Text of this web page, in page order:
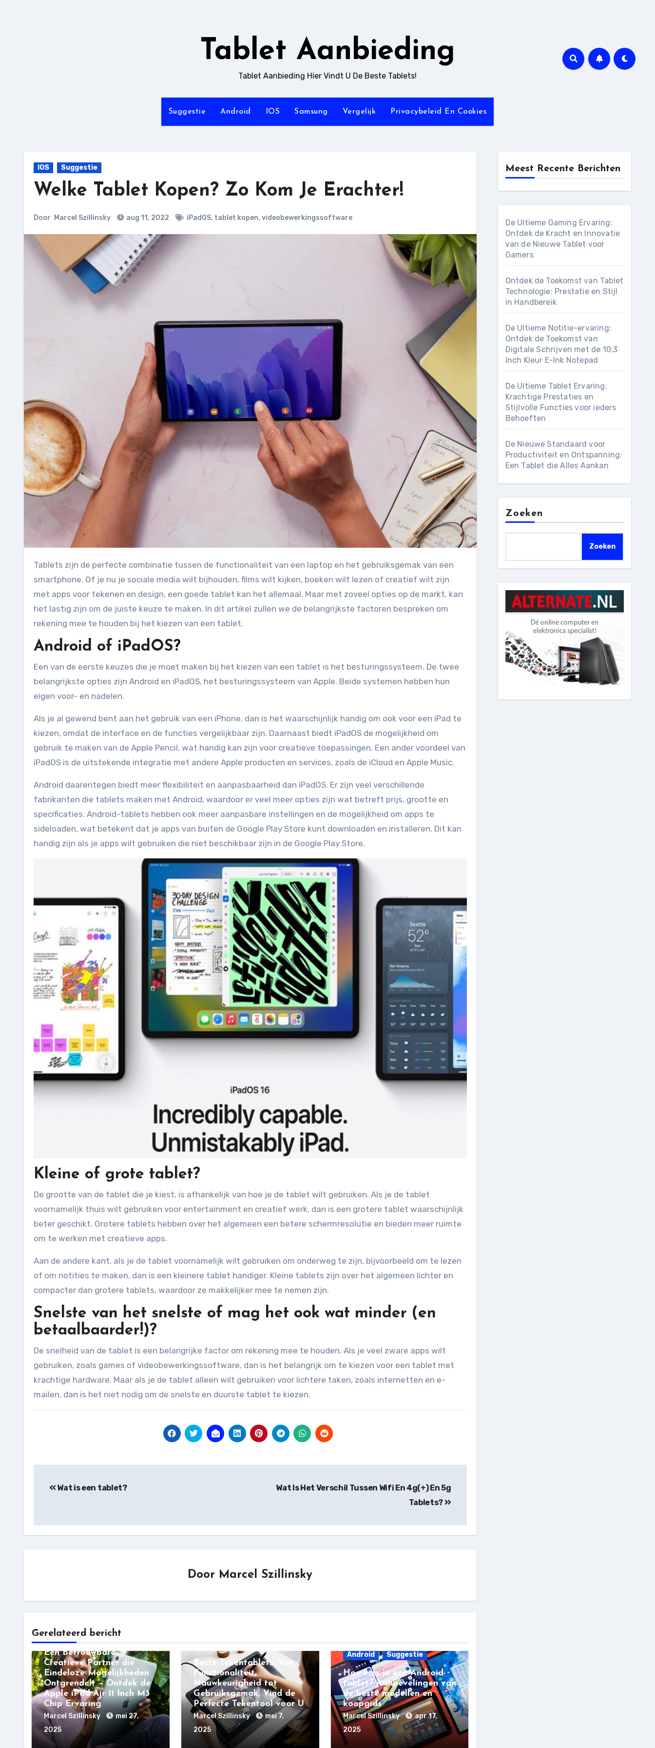
Tablet Aanbieding
Tablet Aanbieding Hier Vindt U De Beste Tablets!
Suggestie Android IOS Samsung Vergelijk Privacybeleid En Cookies
IOS Suggestie
Welke Tablet Kopen? Zo Kom Je Erachter!
Door Marcel Szillinsky aug 11, 2022 iPadOS, tablet kopen, videobewerkingssoftware
Tablets zijn de perfecte combinatie tussen de functionaliteit van een laptop en het gebruiksgemak van een
smartphone. Of je nu je sociale media wilt bijhouden, films wilt kijken, boeken wilt lezen of creatief wilt zijn
met apps voor tekenen en design, een goede tablet kan het allemaal. Maar met zoveel opties op de markt, kan
het lastig zijn om de juiste keuze te maken. In dit artikel zullen we de belangrijkste factoren bespreken om
rekening mee te houden bij het kiezen van een tablet.
Android of iPadOS?
Een van de eerste keuzes die je moet maken bij het kiezen van een tablet is het besturingssysteem. De twee
belangrijkste opties zijn Android en iPadOS, het besturingssysteem van Apple. Beide systemen hebben hun
eigen voor- en nadelen.
Als je al gewend bent aan het gebruik van een iPhone, dan is het waarschijnlijk handig om ook voor een iPad te
kiezen, omdat de interface en de functies vergelijkbaar zijn. Daarnaast biedt iPadOS de mogelijkheid om
gebruik te maken van de Apple Pencil, wat handig kan zijn voor creatieve toepassingen. Een ander voordeel van
iPadOS is de uitstekende integratie met andere Apple producten en services, zoals de iCloud en Apple Music.
Android daarentegen biedt meer flexibiliteit en aanpasbaarheid dan iPadOS. Er zijn veel verschillende
fabrikanten die tablets maken met Android, waardoor er veel meer opties zijn wat betreft prijs, grootte en
specificaties. Android-tablets hebben ook meer aanpasbare instellingen en de mogelijkheid om apps te
sideloaden, wat betekent dat je apps van buiten de Google Play Store kunt downloaden en installeren. Dit kan
handig zijn als je apps wilt gebruiken die niet beschikbaar zijn in de Google Play Store.
Kleine of grote tablet?
De grootte van de tablet die je kiest, is afhankelijk van hoe je de tablet wilt gebruiken. Als je de tablet
voornamelijk thuis wilt gebruiken voor entertainment en creatief werk, dan is een grotere tablet waarschijnlijk
beter geschikt. Grotere tablets hebben over het algemeen een betere schermresolutie en bieden meer ruimte
om te werken met creatieve apps.
Aan de andere kant, als je de tablet voornamelijk wilt gebruiken om onderweg te zijn, bijvoorbeeld om te lezen
of om notities te maken, dan is een kleinere tablet handiger. Kleine tablets zijn over het algemeen lichter en
compacter dan grotere tablets, waardoor ze makkelijker mee te nemen zijn.
Snelste van het snelste of mag het ook wat minder (en
betaalbaarder!)?
De snelheid van de tablet is een belangrijke factor om rekening mee te houden. Als je veel zware apps wilt
gebruiken, zoals games of videobewerkingssoftware, dan is het belangrijk om te kiezen voor een tablet met
krachtige hardware. Maar als je de tablet alleen wilt gebruiken voor lichtere taken, zoals internetten en e-
mailen, dan is het niet nodig om de snelste en duurste tablet te kiezen.
navigatie
Wat is een tablet?
Wat Is Het Verschil Tussen Wifi En 4g(+) En 5g
Tablets?
Door Marcel Szillinsky
Gerelateerd bericht
IOS
Een Betrouwbare
Creatieve Partner die
Eindeloze Mogelijkheden
Ontgrendelt – Ontdek de
Apple iPad Air 11 Inch M3
Chip Ervaring
Marcel Szillinsky
mei 27,
2025
Suggestie
Beste Tekentablets: Van
Functionaliteit,
Nauwkeurigheid tot
Gebruiksgemak, Vind de
Perfecte Tekentool voor U
Marcel Szillinsky
mei 7,
2025
Android Suggestie
Hoe kies je een Android-
tablet? Aanbevelingen van
de beste modellen en
koopgids
Marcel Szillinsky
apr 17,
2025
Meest Recente Berichten
De Ultieme Gaming Ervaring:
Ontdek de Kracht en Innovatie
van de Nieuwe Tablet voor
Gamers
Ontdek de Toekomst van Tablet
Technologie: Prestatie en Stijl
in Handbereik
De Ultieme Notitie-ervaring:
Ontdek de Toekomst van
Digitale Schrijven met de 10,3
Inch Kleur E-Ink Notepad
De Ultieme Tablet Ervaring:
Krachtige Prestaties en
Stijlvolle Functies voor ieders
Behoeften
De Nieuwe Standaard voor
Productiviteit en Ontspanning:
Een Tablet die Alles Aankan
Zoeken
Zoeken